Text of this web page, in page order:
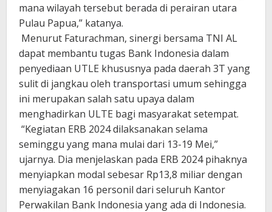
mana wilayah tersebut berada di perairan utara
Pulau Papua,” katanya.
Menurut Faturachman, sinergi bersama TNI AL
dapat membantu tugas Bank Indonesia dalam
penyediaan UTLE khususnya pada daerah 3T yang
sulit di jangkau oleh transportasi umum sehingga
ini merupakan salah satu upaya dalam
menghadirkan ULTE bagi masyarakat setempat.
“Kegiatan ERB 2024 dilaksanakan selama
seminggu yang mana mulai dari 13-19 Mei,”
ujarnya. Dia menjelaskan pada ERB 2024 pihaknya
menyiapkan modal sebesar Rp13,8 miliar dengan
menyiagakan 16 personil dari seluruh Kantor
Perwakilan Bank Indonesia yang ada di Indonesia.